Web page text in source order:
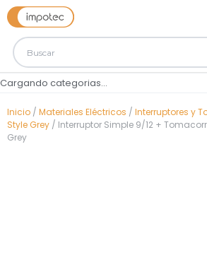
Cargando categorias...
Inicio / Materiales Eléctricos / Interruptores y
Style Grey / Interruptor Simple 9/12 +
Grey